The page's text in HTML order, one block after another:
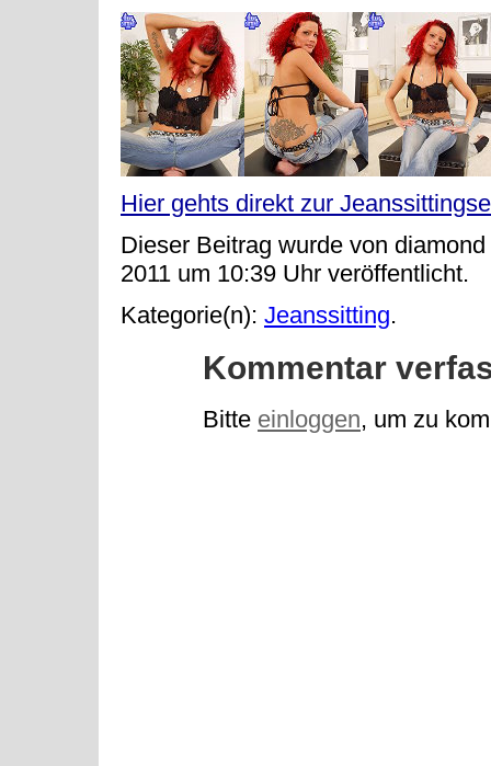
Hier gehts direkt zur
Dieser Beitrag wurde von
2011 um 10:39 Uhr veröffentlicht.
Kategorie(n): Jeanssitting.
Kommentar
Bitte einloggen, um zu